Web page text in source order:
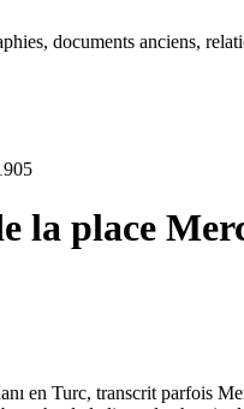
documents anciens,
place
en Turc, transcrit parfois